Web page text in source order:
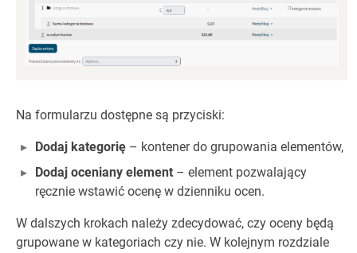
Na formularzu dostępne są przyciski:
Dodaj kategorię – kontener do grupowania elementów,
Dodaj oceniany element – element pozwalający
ręcznie wstawić ocenę w dzienniku ocen.
W dalszych krokach należy zdecydować, czy oceny będą
grupowane w kategoriach czy nie. W kolejnym rozdziale